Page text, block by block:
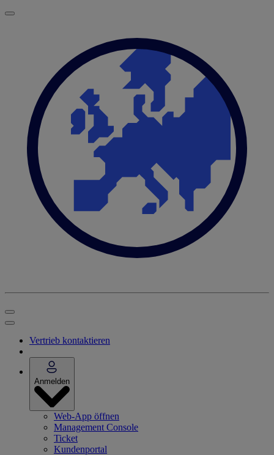
Vertrieb kontaktieren
Anmelden
Web-App öffnen
Management Console
Ticket
Kundenportal